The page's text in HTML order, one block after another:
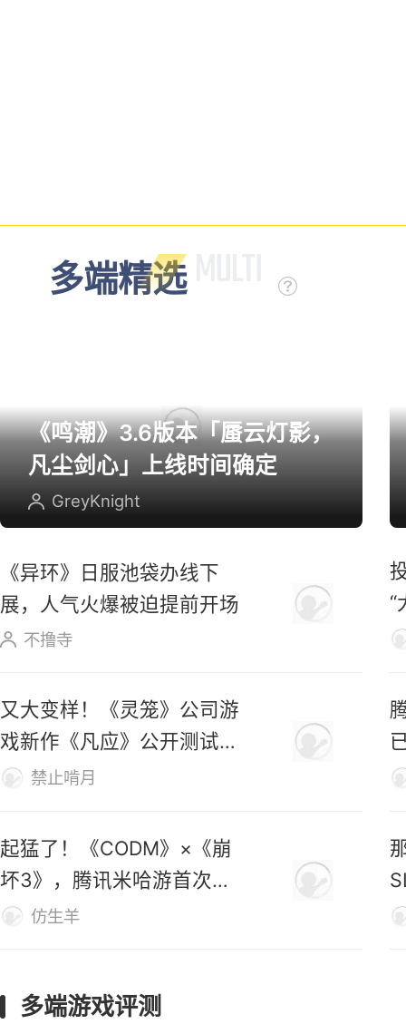
多端精选
《鸣潮》3.6版本「蜃云灯影，
凡尘剑心」上线时间确定
GreyKnight
《异环》日服池袋办线下
展，人气火爆被迫提前开场
不撸寺
“
又大变样！《灵笼》公司游
戏新作《凡应》公开测试新
PV！禁止啃月
起猛了！《CODM》×《崩
坏3》，腾讯米哈游首次联
动官宣！
仿生羊
多端游戏评测